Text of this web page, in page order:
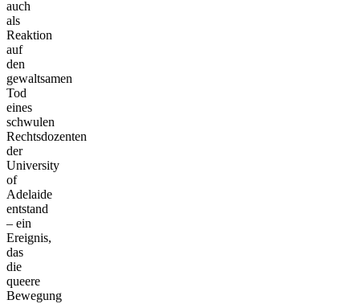
auch
als
Reaktion
auf
den
gewaltsamen
Tod
eines
schwulen
Rechtsdozenten
der
University
of
Adelaide
entstand
– ein
Ereignis,
das
die
queere
Bewegung